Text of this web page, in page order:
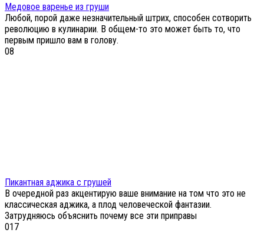
Медовое варенье из груши
Любой, порой даже незначительный штрих, способен сотворить
революцию в кулинарии. В общем-то это может быть то, что
первым пришло вам в голову.
08
Пикантная аджика с грушей
В очередной раз акцентирую ваше внимание на том что это не
классическая аджика, а плод человеческой фантазии.
Затрудняюсь объяснить почему все эти приправы
017